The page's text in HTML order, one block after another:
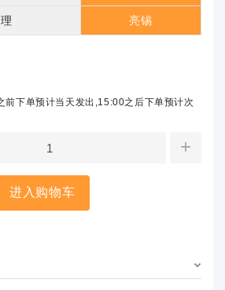
亮锡
前下单预计当天发出,15:00之后下单预计次
+
进入购物车